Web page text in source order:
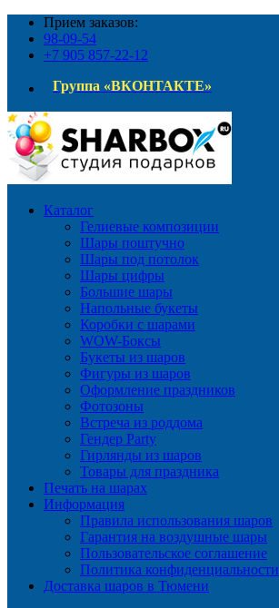
Прием заказов:
98-09-54
+7 905 857-22-12
Группа «ВКОНТАКТЕ»
Каталог
Гелиевые композиции
Шары поштучно
Шары под потолок
Шары цифры
Большие шары
Напольные букеты
Коробки с шарами
WOW-Боксы
Букеты из шаров
Фигуры из шаров
Оформление праздников
Фотозоны
Встреча из роддома
Гендер Party
Гирлянды из шаров
Товары для праздника
Печать на шарах
Информация
Правила использования шаров
Гарантия на воздушные шары
Пользовательское соглашение
Политика конфиденциальности
Доставка шаров в Тюмени